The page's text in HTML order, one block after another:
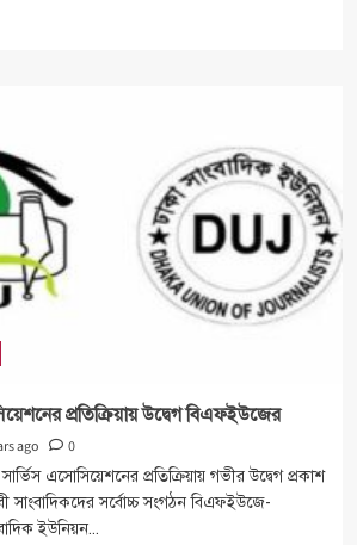
প্রতিক্রিয়ায় উদ্বেগ বিএফইউজের
ago
0
এসোসিয়েশনের প্রতিক্রিয়ায় গভীর উদ্বেগ প্রকাশ
সাংবাদিকদের সর্বোচ্চ সংগঠন বিএফইউজে-
ইউনিয়ন...